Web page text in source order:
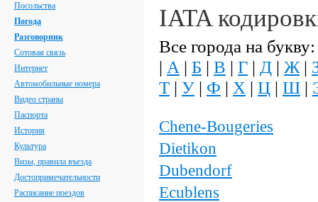
Посольства
Погода
Разговорник
Сотовая связь
Интернет
Автомобильные номера
Видео страны
Паспорта
История
Культура
Визы, правила въезда
Достопримечательности
Расписание поездов
IATA
Все города на букву:
| А | Б | В | Г | Д | Ж |
Т | У | Ф | Х | Ц | Ш |
Chene-Bougeries
Dietikon
Dubendorf
Ecublens